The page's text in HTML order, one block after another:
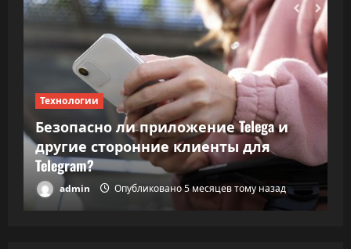
Технологии
Безопасно ли приложение Telega и
другие сторонние клиенты для
Telegram?
admin Опубликовано 5 месяцев тому назад